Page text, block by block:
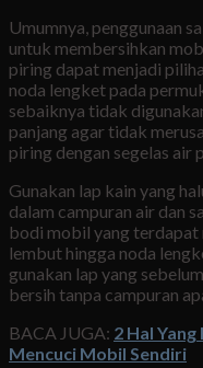
Umumnya, penggunaan
untuk membersihkan
piring dapat menjadi
noda lengket pada
sebaiknya tidak
panjang agar tidak
piring dengan segelas air
Gunakan lap kain yang
dalam campuran air dan
bodi mobil yang terdapat
lembut hingga noda
gunakan lap yang
bersih tanpa campuran
BACA JUGA: 2 Hal
Mencuci Mobil Sendiri